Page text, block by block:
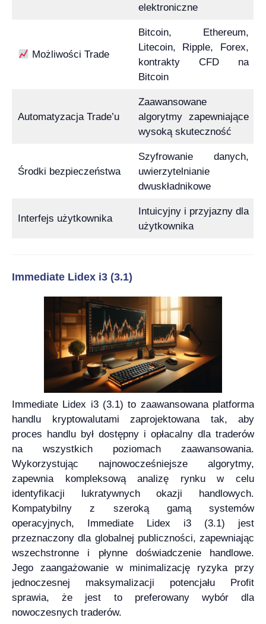
elektroniczne
Możliwości Trade
Bitcoin, Ethereum,
Litecoin, Ripple, Forex,
kontrakty CFD na
Bitcoin
Automatyzacja Trade’u
Zaawansowane
algorytmy zapewniające
wysoką skuteczność
Środki bezpieczeństwa
Szyfrowanie danych,
uwierzytelnianie
dwuskładnikowe
Interfejs użytkownika
Intuicyjny i przyjazny dla
użytkownika
Immediate Lidex i3 (3.1)
Immediate Lidex i3 (3.1) to zaawansowana platforma
handlu kryptowalutami zaprojektowana tak, aby
proces handlu był dostępny i opłacalny dla traderów
na wszystkich poziomach zaawansowania.
Wykorzystując najnowocześniejsze algorytmy,
zapewnia kompleksową analizę rynku w celu
identyfikacji lukratywnych okazji handlowych.
Kompatybilny z szeroką gamą systemów
operacyjnych, Immediate Lidex i3 (3.1) jest
przeznaczony dla globalnej publiczności, zapewniając
wszechstronne i płynne doświadczenie handlowe.
Jego zaangażowanie w minimalizację ryzyka przy
jednoczesnej maksymalizacji potencjału Profit
sprawia, że jest to preferowany wybór dla
nowoczesnych traderów.